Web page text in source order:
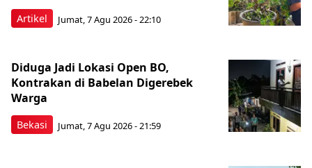
Artikel Jumat, 7 Agu 2026 - 22:10
Bekasi
Diduga Jadi Lokasi Open BO,
Kontrakan di Babelan Digerebek
Warga
Jumat, 7 Agu 2026 - 21:59